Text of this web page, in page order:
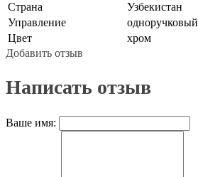
Страна
Узбекистан
Управление
одноручковый
Цвет
хром
Добавить отзыв
Написать отзыв
Ваше имя: